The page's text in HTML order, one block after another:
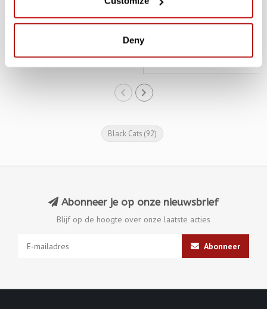
Deny
Feline Fine - Zout &
Peper Set
€14,95 €13,45
Black Cats (92)
Abonneer je op onze nieuwsbrief
Blijf op de hoogte over onze laatste acties
Abonneer